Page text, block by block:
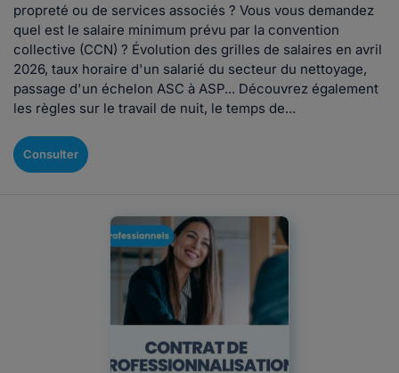
propreté ou de services associés ? Vous vous demandez
quel est le salaire minimum prévu par la convention
collective (CCN) ? Évolution des grilles de salaires en avril
2026, taux horaire d'un salarié du secteur du nettoyage,
passage d'un échelon ASC à ASP... Découvrez également
les règles sur le travail de nuit, le temps de...
Consulter